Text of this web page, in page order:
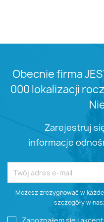
Obecnie firma
000 lokalizacji
Zarejestruj
informacje
Możesz zrezygnować w
szczegóły w